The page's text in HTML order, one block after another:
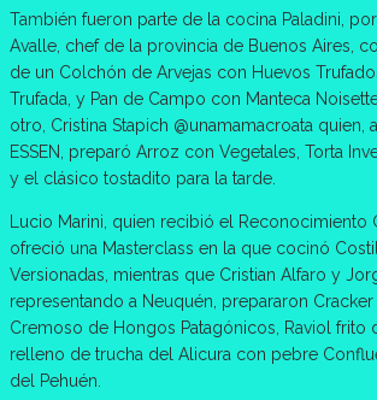
También fueron parte de la cocina Paladini,
Avalle, chef de la provincia de Buenos Aires,
de un Colchón de Arvejas con Huevos
Trufada, y Pan de Campo con Manteca
otro, Cristina Stapich @unamamacroata quien,
ESSEN, preparó Arroz con Vegetales, Torta
y el clásico tostadito para la tarde.
Lucio Marini, quien recibió el Reconocimiento
ofreció una Masterclass en la que cocinó
Versionadas, mientras que Cristian Alfaro y
representando a Neuquén, prepararon
Cremoso de Hongos Patagónicos, Raviol frito
relleno de trucha del Alicura con pebre
del Pehuén.